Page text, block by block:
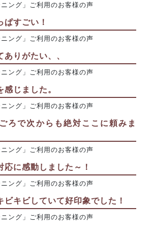
ニング」ご利用のお客様の声
ぱすごい！
ニング」ご利用のお客様の声
りがたい、、
ニング」ご利用のお客様の声
じました。
ニング」ご利用のお客様の声
ろで次からも絶対ここに頼みま
ニング」ご利用のお客様の声
応に感動しました～！
ニング」ご利用のお客様の声
ビキビしていて好印象でした！
ニング」ご利用のお客様の声